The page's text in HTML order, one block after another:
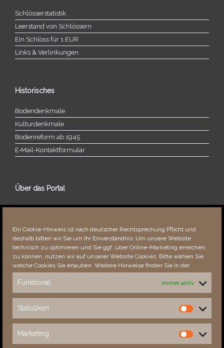
Ein Cookie-Hinweis ist nach deutscher Rechtsprechung Pflicht und
deshalb bitten wir Sie um Ihr Einverständnis: Um unsere Website
technisch zu optimieren und Sie ggf. über Online-Marketing erreichen
zu können, nutzen wir auf unserer Website Cookies. Bitte wählen Sie,
welche Cookies Sie erlauben. Weitere Hinweise finden Sie in der
Funktional Immer aktiv
Statistiken
Statistiken
Marketing
Marketing
Schlösserstatistik
Leerstand von Schlössern
Ein Schloss für 1 EUR
Links & Verlinkungen
Historisches
Bodendenkmale
Kulturdenkmale
Bodenreform ab 1945
E‑Mail-​​Kontaktformular
Über das Portal
Über dieses Portal
Fehler bemerkt?
Besucher seit 08/​2021
This Week
31031